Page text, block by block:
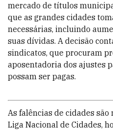
mercado de títulos
que as grandes cidades
necessárias, incluindo
suas dívidas. A decisão
sindicatos, que procuram
aposentadoria dos ajustes
possam ser pagas.
As falências de cidades são
Liga Nacional de Cidades,